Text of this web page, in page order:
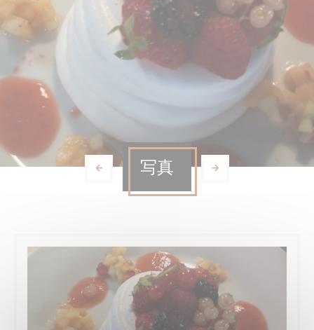
写真